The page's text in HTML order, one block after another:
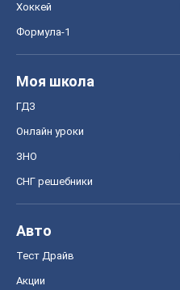
Хоккей
Формула-1
Моя школа
ГДЗ
Онлайн уроки
ЗНО
СНГ решебники
Авто
Тест Драйв
Акции